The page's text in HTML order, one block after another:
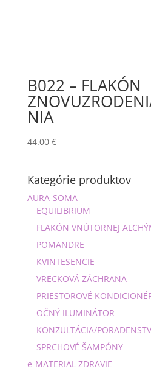
B022 – FLAKÓN
NIA
44.00 €
Kategórie produktov
AURA-SOMA
EQUILIBRIUM
FLAKÓN VNÚTORNEJ
POMANDRE
KVINTESENCIE
VRECKOVÁ ZÁCHRANA
PRIESTOROVÉ
OČNÝ ILUMINÁTOR
KONZULTÁCIA/
SPRCHOVÉ ŠAMPÓNY
e-MATERIAL ZDRAVIE